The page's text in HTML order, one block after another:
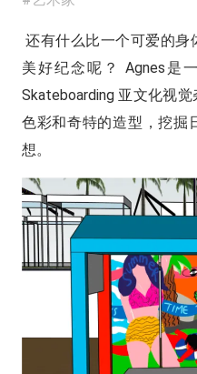
还有什么比一个可爱的身
美好纪念呢？ Agnes是
Skateboarding 亚文化视
色彩和奇特的造型，挖掘
想。